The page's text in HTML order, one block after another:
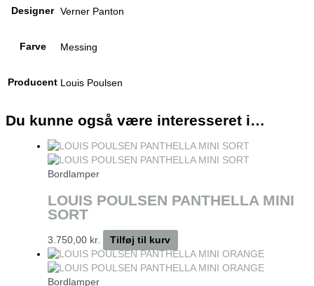
Designer Verner Panton
Farve Messing
Producent Louis Poulsen
Du kunne også være interesseret i…
Bordlamper
LOUIS POULSEN PANTHELLA MINI
SORT
3.750,00 kr. Tilføj til kurv
Bordlamper